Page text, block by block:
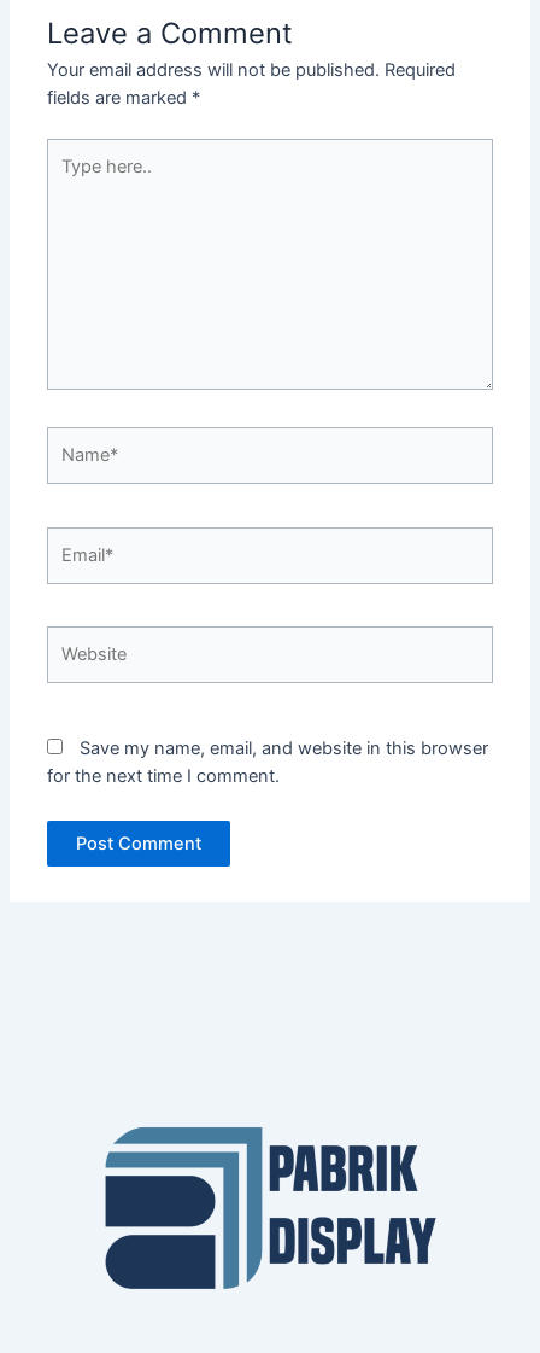
Leave a Comment
Your email address will not be published. Required
fields are marked *
here..
Save my name, email, and website in this browser
for the next time I comment.